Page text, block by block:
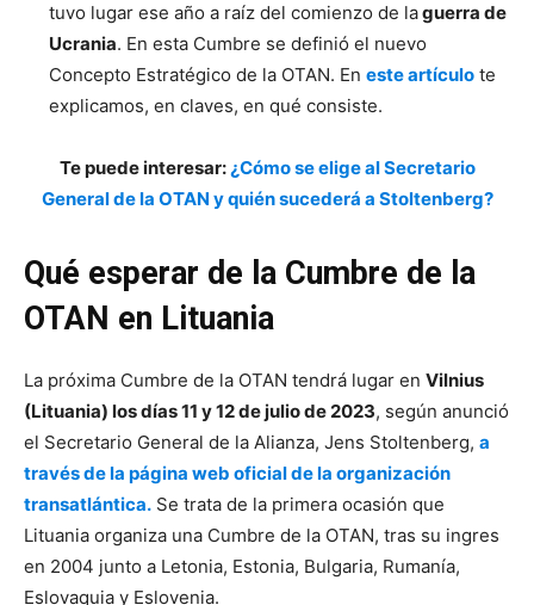
tuvo lugar ese año a raíz del comienzo de laguerra de
Ucrania. En esta Cumbre se definió el nuevo
Concepto Estratégico de la OTAN. En este artículo te
explicamos, en claves, en qué consiste.
Te puede interesar:¿Cómo se elige al Secretario
General de la OTAN y quién sucederá a Stoltenberg?
Qué esperar de la Cumbre de la
OTAN en Lituania
La próxima Cumbre de la OTAN tendrá lugar en Vilnius
(Lituania) los días 11 y 12 de julio de 2023, según anunció
el Secretario General de la Alianza, Jens Stoltenberg, a
través de la página web oficial de la organización
transatlántica. Se trata de la primera ocasión que
Lituania organiza una Cumbre de la OTAN, tras su ingres
en 2004 junto a Letonia, Estonia, Bulgaria, Rumanía,
Eslovaquia y Eslovenia.